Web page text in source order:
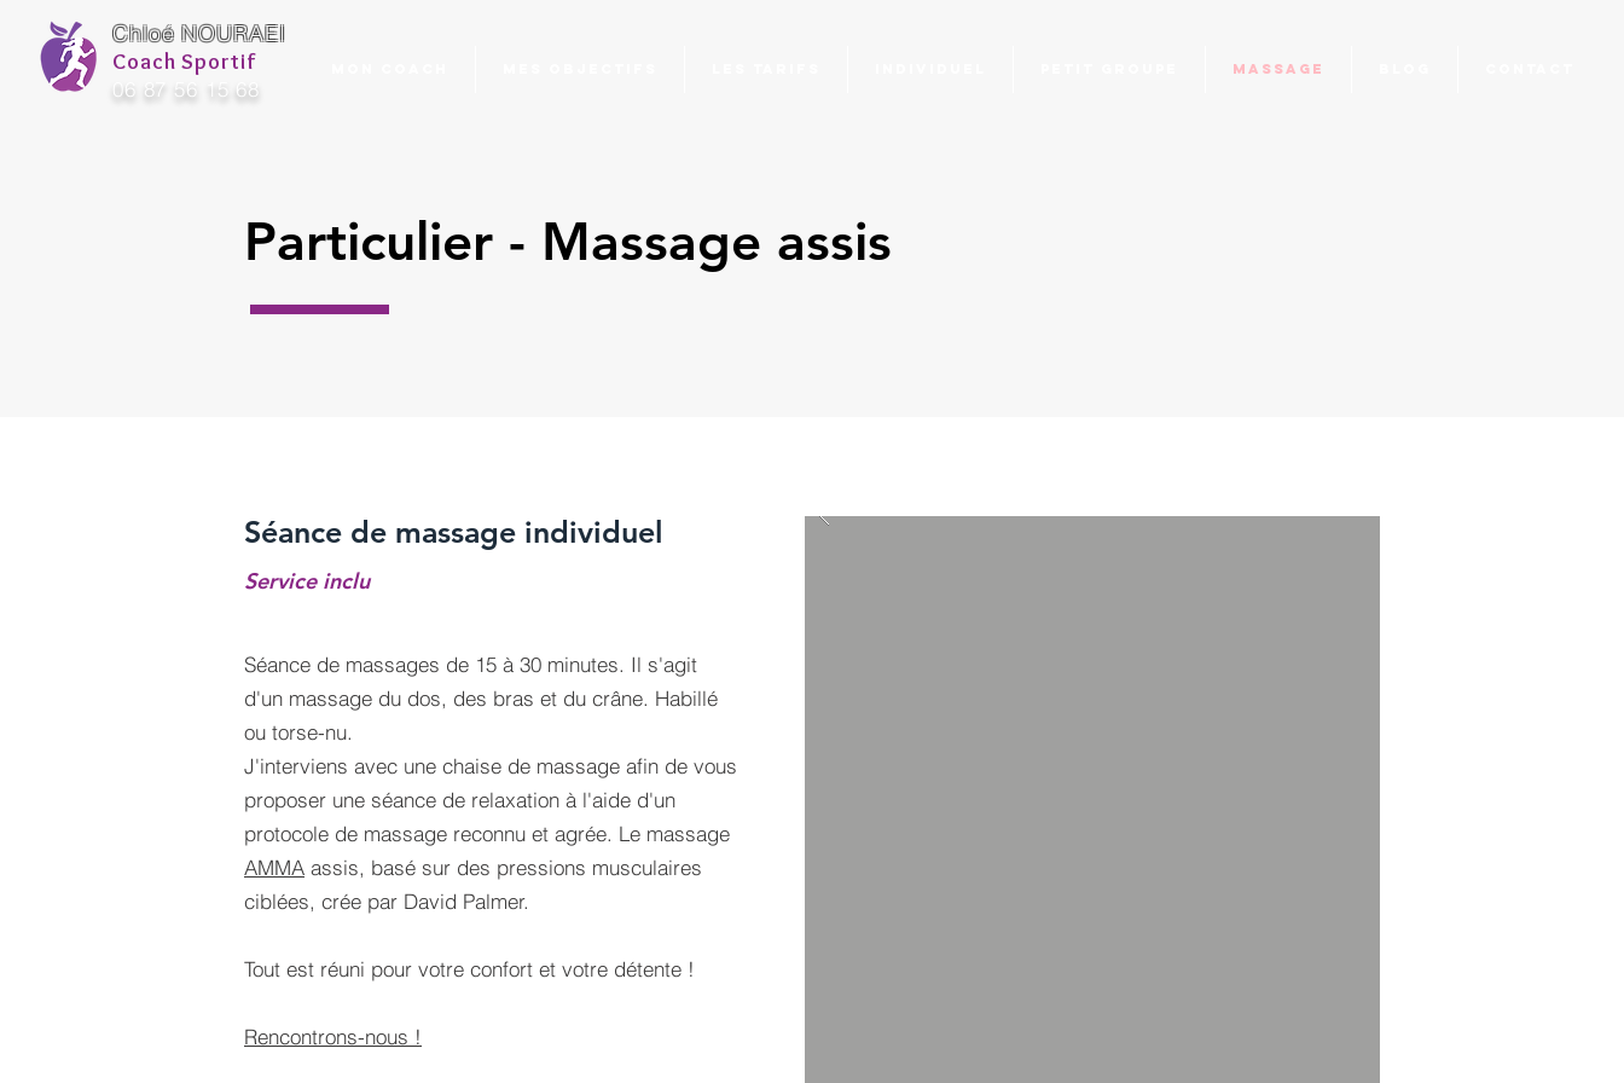
Chloé NOURAEI
Coach Sportif
06 87 56 15 68
Massage
Particulier - Massage assis
Séance de massage individuel
Service inclu
Séance de massages de 15 à 30 minutes. Il s'agit
d'un massage du dos, des bras et du crâne. Habillé
ou torse-nu.
J'interviens avec une chaise de massage afin de vous
proposer une séance de relaxation à l'aide d'un
protocole de massage reconnu et agrée. Le massage
AMMA assis, basé sur des pressions musculaires
ciblées, crée par David Palmer.
Tout est réuni pour votre confort et votre détente !
Rencontrons-nous !